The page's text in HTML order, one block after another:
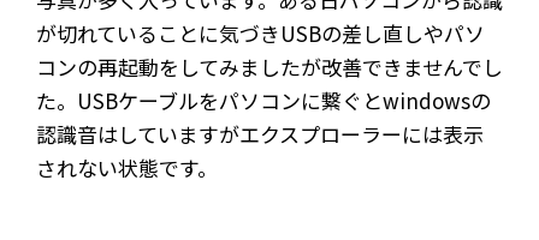
が切れていることに気づきUSBの差し直しやパソ
コンの再起動をしてみましたが改善できませんでし
た。USBケーブルをパソコンに繋ぐとwindowsの
認識音はしていますがエクスプローラーには表示
されない状態です。